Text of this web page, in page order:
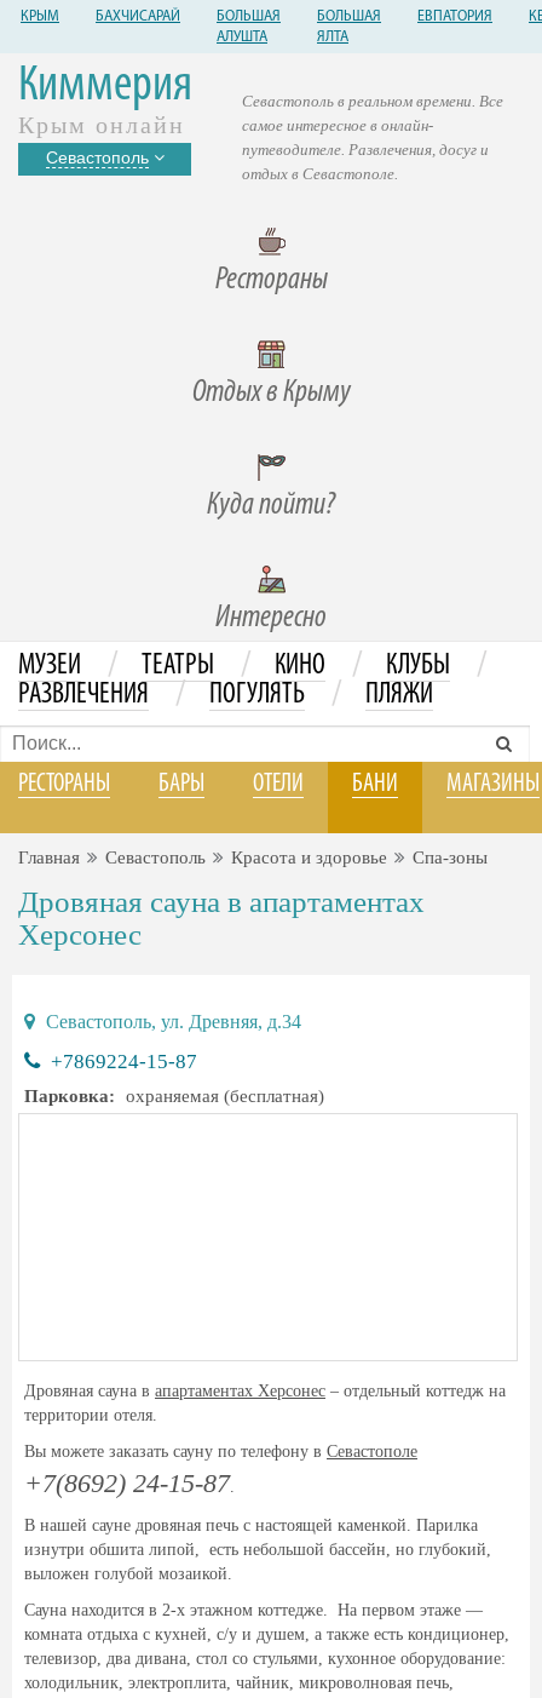
КРЫМ БАХЧИСАРАЙ
БОЛЬШАЯ
АЛУШТА
БОЛЬШАЯ
ЯЛТА
ЕВПАТОРИЯ
Киммерия
Крым онлайн
Севастополь
Рестораны
Отдых в Крыму
Куда пойти?
Интересно
Севастополь в реальном времени. Все
самое интересное в онлайн-
путеводителе. Развлечения, досуг и
отдых в Севастополе.
МУЗЕИ / ТЕАТРЫ / КИНО / КЛУБЫ /
РАЗВЛЕЧЕНИЯ / ПОГУЛЯТЬ / ПЛЯЖИ
РЕСТОРАНЫ БАРЫ ОТЕЛИ БАНИ МАГАЗИНЫ
Главная Севастополь Красота и здоровье Спа-зоны
Дровяная сауна в апартаментах
Херсонес
Севастополь, ул. Древняя, д.34
+7869224-15-87
Парковка: охраняемая (бесплатная)
Дровяная сауна в апартаментах Херсонес – отдельный коттедж на
территории отеля.
Вы можете заказать сауну по телефону в Севастополе
+7(8692) 24-15-87.
В нашей сауне дровяная печь с настоящей каменкой. Парилка
изнутри обшита липой, есть небольшой бассейн, но глубокий,
выложен голубой мозаикой.
Сауна находится в 2-х этажном коттедже. На первом этаже —
комната отдыха с кухней, с/у и душем, а также есть кондиционер,
телевизор, два дивана, стол со стульями, кухонное оборудование:
холодильник, электроплита, чайник, микроволновая печь,